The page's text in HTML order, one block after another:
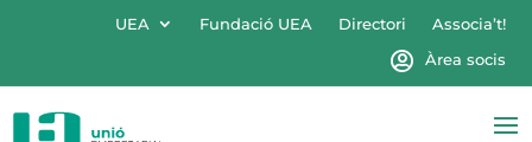
UEA Fundació UEA Directori
Associa’t!
Àrea socis